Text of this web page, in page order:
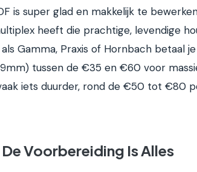
is super glad en makkelijk te
heeft die prachtige, levendige
Gamma, Praxis of Hornbach betaal
tussen de €35 en €60 voor
iets duurder, rond de €50 tot €80
Voorbereiding Is Alles